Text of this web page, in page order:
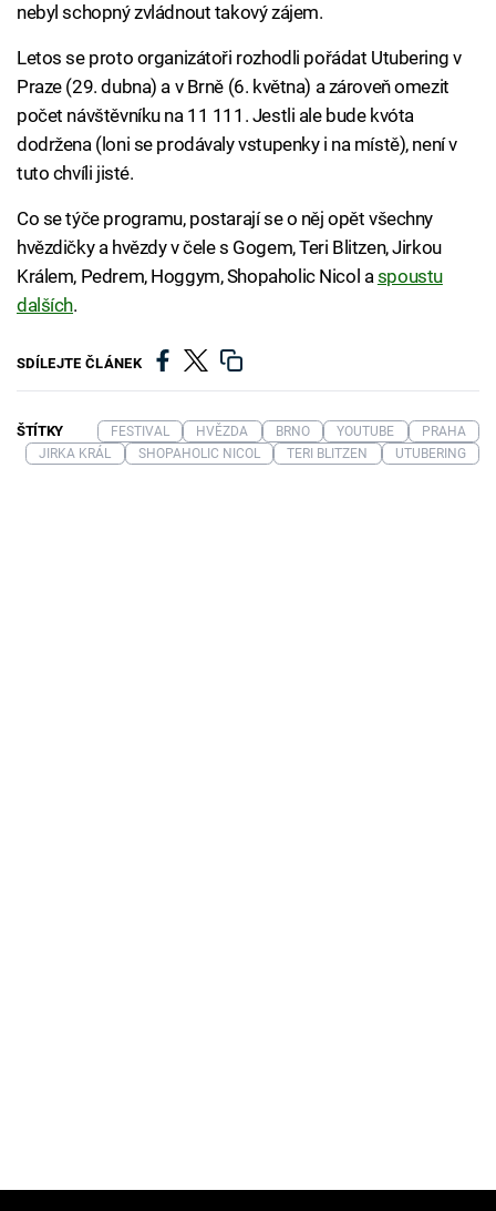
nebyl schopný zvládnout takový zájem.
Letos se proto organizátoři rozhodli pořádat Utubering v
Praze (29. dubna) a v Brně (6. května) a zároveň omezit
počet návštěvníku na 11 111. Jestli ale bude kvóta
dodržena (loni se prodávaly vstupenky i na místě), není v
tuto chvíli jisté.
Co se týče programu, postarají se o něj opět všechny
hvězdičky a hvězdy v čele s Gogem, Teri Blitzen, Jirkou
Králem, Pedrem, Hoggym, Shopaholic Nicol aspoustu
dalších.
SDÍLEJTE ČLÁNEK
ŠTÍTKY FESTIVAL HVĚZDA BRNO YOUTUBE
PRAHA
JIRKA KRÁL
SHOPAHOLIC NICOL TERI BLITZEN UTUBERING